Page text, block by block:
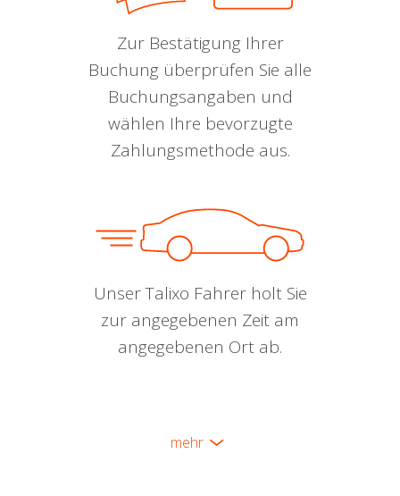
Zur Bestätigung Ihrer
Buchung überprüfen Sie alle
Buchungsangaben und
wählen Ihre bevorzugte
Zahlungsmethode aus.
Unser Talixo Fahrer holt Sie
zur angegebenen Zeit am
angegebenen Ort ab.
mehr